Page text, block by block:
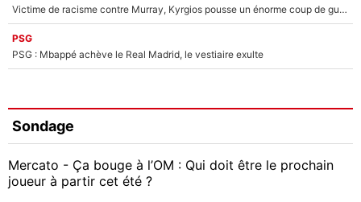
Victime de racisme contre Murray, Kyrgios pousse un énorme coup de gueule !
PSG
PSG : Mbappé achève le Real Madrid, le vestiaire exulte
Sondage
Mercato - Ça bouge à l’OM : Qui doit être le prochain
joueur à partir cet été ?